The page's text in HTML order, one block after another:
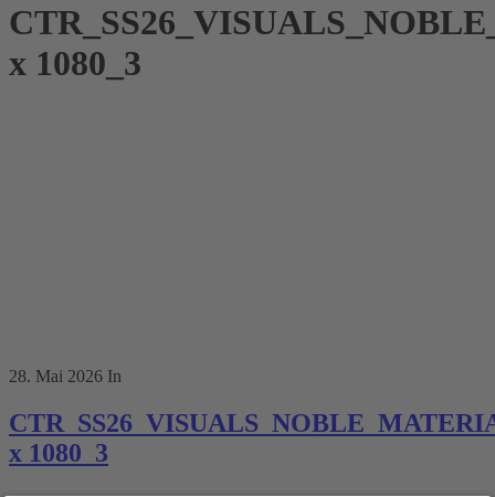
x 1080_3
28. Mai 2026 In
x 1080_3